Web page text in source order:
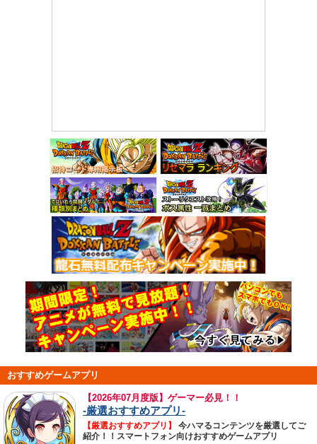
おすすめゲームアプリ
【2026年07月度版】ゲーマー必見！！
-厳選おすすめアプリ-
【厳選おすすめアプリ】
今ハマるコンテンツを厳選してご
紹介！！スマートフォン向けおすすめゲームアプリ